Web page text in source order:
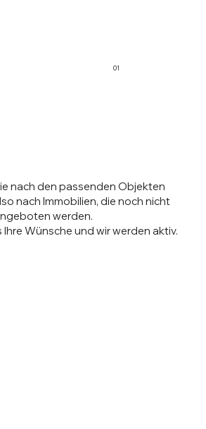
nach den passenden Objekten
nach Immobilien, die noch nicht
werden.
Ihre Wünsche und wir werden aktiv.
01